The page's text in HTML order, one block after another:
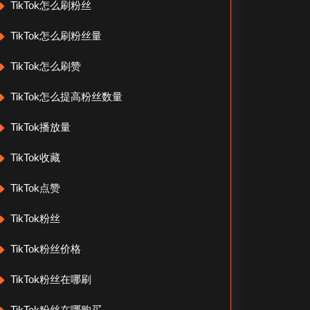
TikTok怎么刷粉丝
TikTok怎么刷粉丝量
TikTok怎么刷赞
TikTok怎么提高粉丝数量
TikTok播放量
TikTok收藏
TikTok点赞
TikTok粉丝
TikTok粉丝价格
TikTok粉丝在哪刷